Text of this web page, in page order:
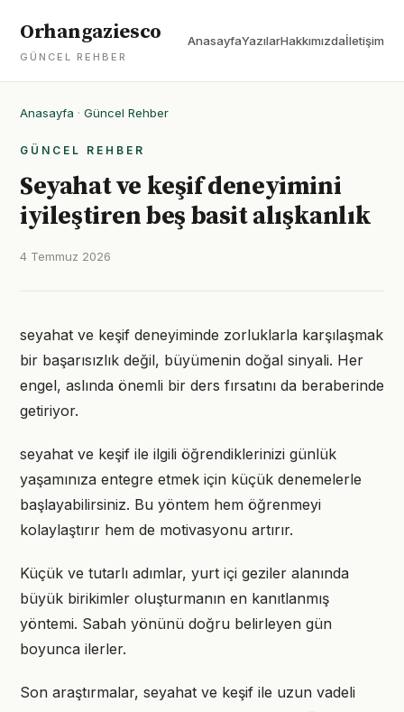
Orhangaziesco
GÜNCEL REHBER
AnasayfaYazılarHakkımızdaİletişim
Anasayfa · Güncel Rehber
GÜNCEL REHBER
Seyahat ve keşif deneyimini
iyileştiren beş basit alışkanlık
4 Temmuz 2026
seyahat ve keşif deneyiminde zorluklarla karşılaşmak
bir başarısızlık değil, büyümenin doğal sinyali. Her
engel, aslında önemli bir ders fırsatını da beraberinde
getiriyor.
seyahat ve keşif ile ilgili öğrendiklerinizi günlük
yaşamınıza entegre etmek için küçük denemelerle
başlayabilirsiniz. Bu yöntem hem öğrenmeyi
kolaylaştırır hem de motivasyonu artırır.
Küçük ve tutarlı adımlar, yurt içi geziler alanında
büyük birikimler oluşturmanın en kanıtlanmış
yöntemi. Sabah yönünü doğru belirleyen gün
boyunca ilerler.
Son araştırmalar, seyahat ve keşif ile uzun vadeli